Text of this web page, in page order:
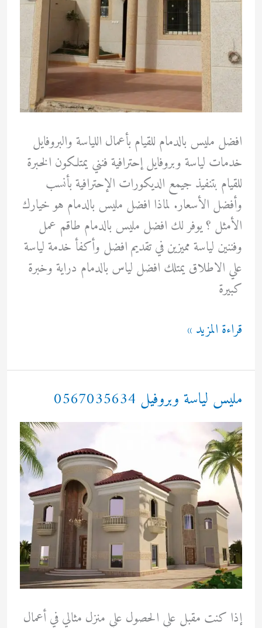
افضل مليس بالدمام للقيام بأعمال اللياسة والبروفايل
خدمات لياسة وبروفايل إحترافية فنني يمتلكون الخبرة
للقيام بتنفيذ جيمع الديكورات الإحترافية بأنسب
وأفضل الأسعار. لماذا افضل مليس بالدمام هو خيارك
الأمثل ؟ يوفر لك افضل مليس بالدمام طاقم عمل
وفننين لياسة مميزين في تقديم افضل وأكفأ خدمة لياسة
علي الاطلاق يمتلك افضل لياس بالدمام دراية وخبرة
كبيرة
مليس
0567035634
قراءة المزيد »
مليس لياسة وبروفيل 0567035634
إذا كنت مقبل علي الحصول علي منزل مثالي في أعمال